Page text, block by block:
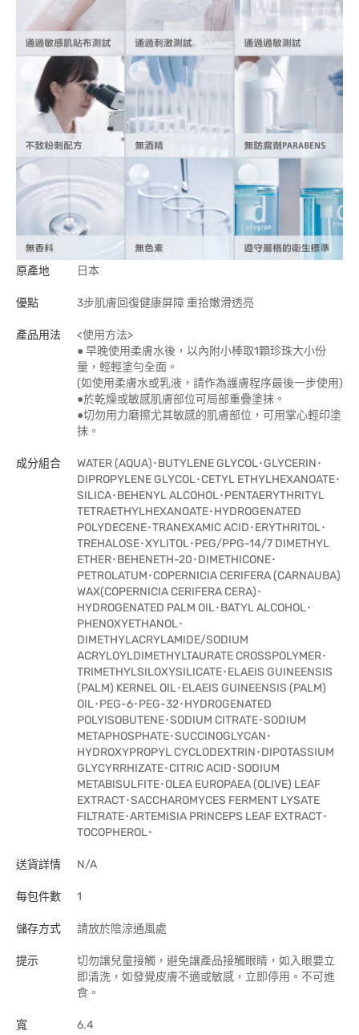
原產地 日本
優點 3步肌膚回復健康屏障 重拾嫩滑透亮
產品用法
<使用方法>
● 早晚使用柔膚水後，以內附小棒取1顆珍珠大小份
量，輕輕塗勻全面。
(如使用柔膚水或乳液，請作為護膚程序最後一步使用)
●於乾燥或敏感肌膚部位可局部重疊塗抹。
●切勿用力磨擦尤其敏感的肌膚部位，可用掌心輕印塗
抹。
成分組合
WATER (AQUA)･BUTYLENE GLYCOL･GLYCERIN･
DIPROPYLENE GLYCOL･CETYL ETHYLHEXANOATE･
SILICA･BEHENYL ALCOHOL･PENTAERYTHRITYL
TETRAETHYLHEXANOATE･HYDROGENATED
POLYDECENE･TRANEXAMIC ACID･ERYTHRITOL･
TREHALOSE･XYLITOL･PEG/PPG-14/7 DIMETHYL
ETHER･BEHENETH-20･DIMETHICONE･
PETROLATUM･COPERNICIA CERIFERA (CARNAUBA)
WAX(COPERNICIA CERIFERA CERA)･
HYDROGENATED PALM OIL･BATYL ALCOHOL･
PHENOXYETHANOL･
DIMETHYLACRYLAMIDE/SODIUM
ACRYLOYLDIMETHYLTAURATE CROSSPOLYMER･
TRIMETHYLSILOXYSILICATE･ELAEIS GUINEENSIS
(PALM) KERNEL OIL･ELAEIS GUINEENSIS (PALM)
OIL･PEG-6･PEG-32･HYDROGENATED
POLYISOBUTENE･SODIUM CITRATE･SODIUM
METAPHOSPHATE･SUCCINOGLYCAN･
HYDROXYPROPYL CYCLODEXTRIN･DIPOTASSIUM
GLYCYRRHIZATE･CITRIC ACID･SODIUM
METABISULFITE･OLEA EUROPAEA (OLIVE) LEAF
EXTRACT･SACCHAROMYCES FERMENT LYSATE
FILTRATE･ARTEMISIA PRINCEPS LEAF EXTRACT･
TOCOPHEROL･
送貨詳情 N/A
每包件數 1
儲存方式 請放於陰涼通風處
提示
切勿讓兒童接觸，避免讓產品接觸眼睛，如入眼要立
即清洗，如發覺皮膚不適或敏感，立即停用。不可進
食。
寬 6.4